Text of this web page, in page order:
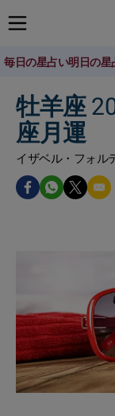
毎日の星占い明日の星
牡羊座
座月運
イザベル・フォル